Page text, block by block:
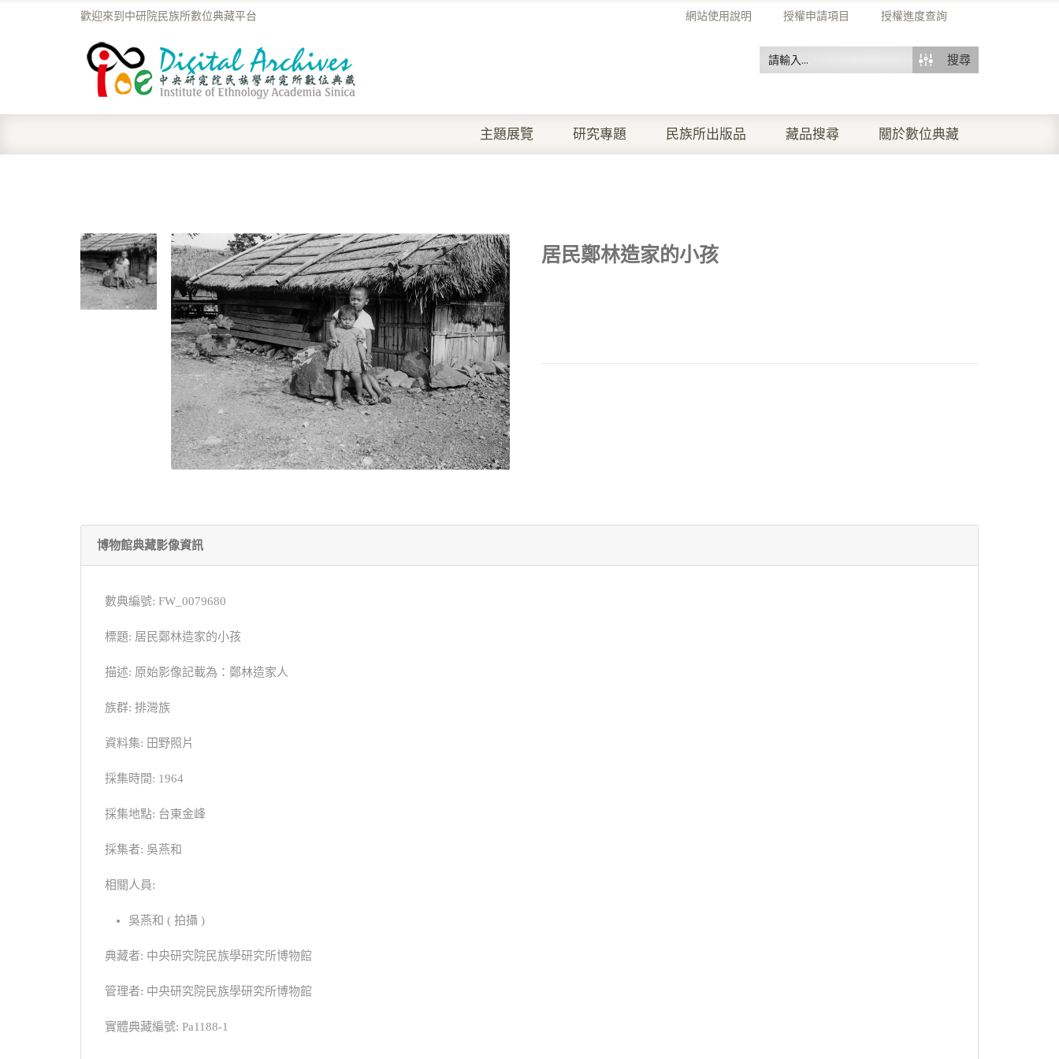
網站使用說明 授權申請項目 授權進度查詢
歡迎來到中研院民族所數位典藏平台
搜尋
主題展覽 研究專題 民族所出版品 藏品搜尋 關於數位典藏
居民鄭林造家的小孩
博物館典藏影像資訊
數典編號: FW_0079680
標題: 居民鄭林造家的小孩
描述: 原始影像記載為：鄭林造家人
族群: 排灣族
資料集: 田野照片
採集時間: 1964
採集地點: 台東金峰
採集者: 吳燕和
相關人員:
吳燕和 ( 拍攝 )
典藏者: 中央研究院民族學研究所博物館
管理者: 中央研究院民族學研究所博物館
實體典藏編號: Pa1188-1